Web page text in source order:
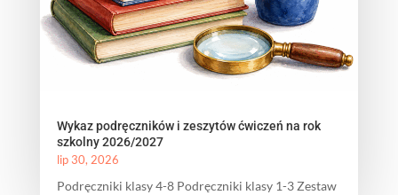
Wykaz podręczników i zeszytów ćwiczeń na rok
szkolny 2026/2027
lip 30, 2026
Podręczniki klasy 4-8 Podręczniki klasy 1-3 Zestaw